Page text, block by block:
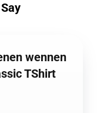
wennen
TShirt